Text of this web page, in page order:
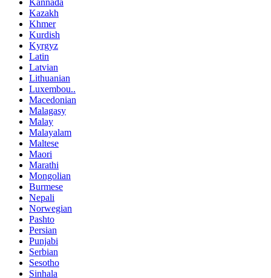
Kannada
Kazakh
Khmer
Kurdish
Kyrgyz
Latin
Latvian
Lithuanian
Luxembou..
Macedonian
Malagasy
Malay
Malayalam
Maltese
Maori
Marathi
Mongolian
Burmese
Nepali
Norwegian
Pashto
Persian
Punjabi
Serbian
Sesotho
Sinhala